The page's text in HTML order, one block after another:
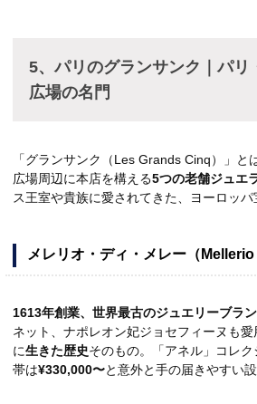
5、パリのグランサンク｜パリ
広場の名門
「グランサンク（Les Grands Cinq）」と
広場周辺に本店を構える5つの老舗ジュエ
ス王室や貴族に愛されてきた、ヨーロッパ
メレリオ・ディ・メレー（Mellerio
1613年創業、世界最古のジュエリーブラ
ネット、ナポレオン妃ジョセフィーヌも
に生きた歴史そのもの。「アネル」コレ
帯は¥330,000〜と意外と手の届きやすい設